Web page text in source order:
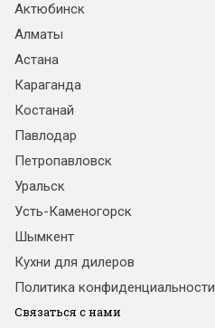
Актюбинск
Алматы
Астана
Караганда
Костанай
Павлодар
Петропавловск
Уральск
Усть-Каменогорск
Шымкент
Кухни для дилеров
Политика конфиденциальности
Связаться с нами